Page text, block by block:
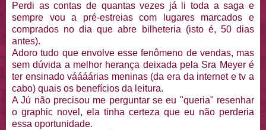
Perdi as contas de quantas vezes já li toda a saga e
sempre vou a pré-estreias com lugares marcados e
comprados no dia que abre bilheteria (isto é, 50 dias
antes).
Adoro tudo que envolve esse fenômeno de vendas, mas
sem dúvida a melhor herança deixada pela Sra Meyer é
ter ensinado váááárias meninas (da era da internet e tv a
cabo) quais os benefícios da leitura.
A Jú não precisou me perguntar se eu "queria" resenhar
o graphic novel, ela tinha certeza que eu não perderia
essa oportunidade.